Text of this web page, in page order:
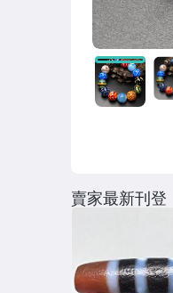
賣家最新刊登